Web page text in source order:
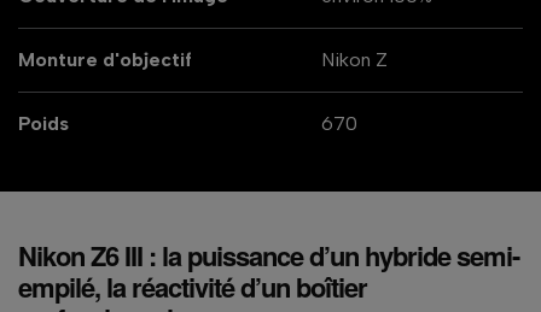
Monture d'objectif Nikon Z
Poids 670
Nikon Z6 III : la puissance d’un hybride semi-
empilé, la réactivité d’un boîtier